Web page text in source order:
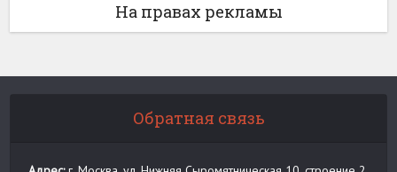
На правах рекламы
Обратная связь